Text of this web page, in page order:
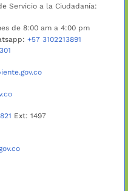
Servicio a la Ciudadanía:
de 8:00 am a 4:00 pm
+57 3102213891
Ext: 1497